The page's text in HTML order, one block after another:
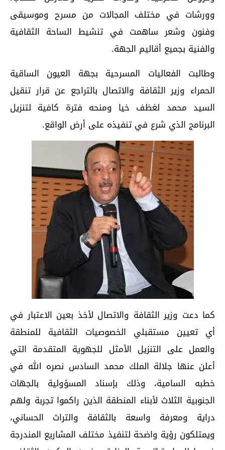
وورشات في مختلف المجالات من مسرح وموسيقى
وفنون وشعر ساهمت في تنشيط الساحة الثقافية
والفنية بجميع أقاليم الجهة.
وطالبت الفعاليات المسرحية بجهة العيون الساقية
الحمراء وزير الثقافة والاتصال بالتراجع عن قرار تنقيل
السيد محمد لغظف خيا ومنحه فترة كافية لتنزيل
البرنامج الذي شرع في تنفيذه على أرض الواقع.
كما دعت وزير الثقافة والاتصال لأخذ بعين الاعتبار في
أي تعيين مستقبلي الخصوصيات الثقافية للمنطقة
والعمل على التنزيل الأمثل للجهوية المتقدمة التي
أعلن عنها جلالة الملك محمد السادس نصره الله في
خطبه السامية، وذلك بإسناد المسؤولية بالجهات
الجنوبية الثلاث لأبناء المنطقة الذين راكموا تجربة ولهم
دراية ومعرفة واسعة بالثقافة والتراث الحساني،
ويمتلكون رؤية واضحة لتنفيذ مختلف المشاريع المندرجة